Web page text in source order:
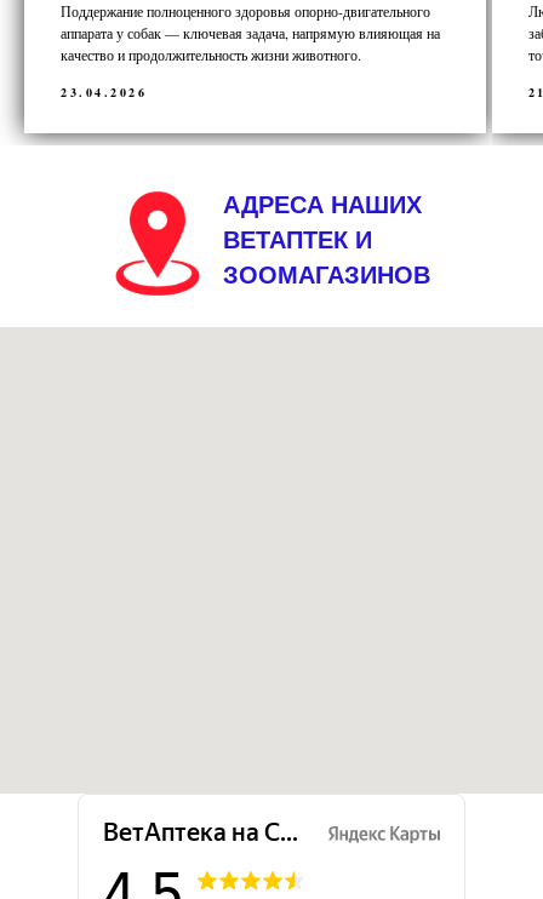
Поддержание полноценного здоровья опорно-двигательного
аппарата у собак — ключевая задача, напрямую влияющая на
качество и продолжительность жизни животного.
23.04.2026
АДРЕСА НАШИХ
ВЕТАПТЕК И
ЗООМАГАЗИНОВ